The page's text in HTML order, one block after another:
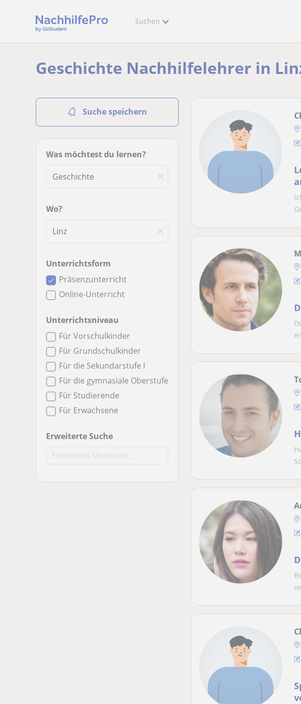
Suchen
Geschichte Nachhilfelehrer in
Suche speichern
Was möchtest du lernen?
Wo?
Unterrichtsform
Präsenzunterricht
Online-Unterricht
Unterrichtsniveau
Für Vorschulkinder
Für Grundschulkinder
Für die Sekundarstufe I
Für die gymnasiale Oberstufe
Für Studierende
Für Erwachsene
Erweiterte Suche